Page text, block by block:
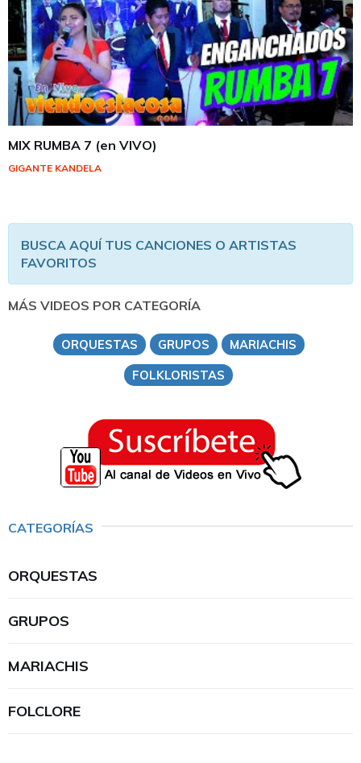
MIX RUMBA 7 (en VIVO)
GIGANTE KANDELA
BUSCA AQUÍ TUS CANCIONES O ARTISTAS
FAVORITOS
MÁS VIDEOS POR CATEGORÍA
ORQUESTAS GRUPOS
MARIACHIS
FOLKLORISTAS
CATEGORÍAS
ORQUESTAS
GRUPOS
MARIACHIS
FOLCLORE